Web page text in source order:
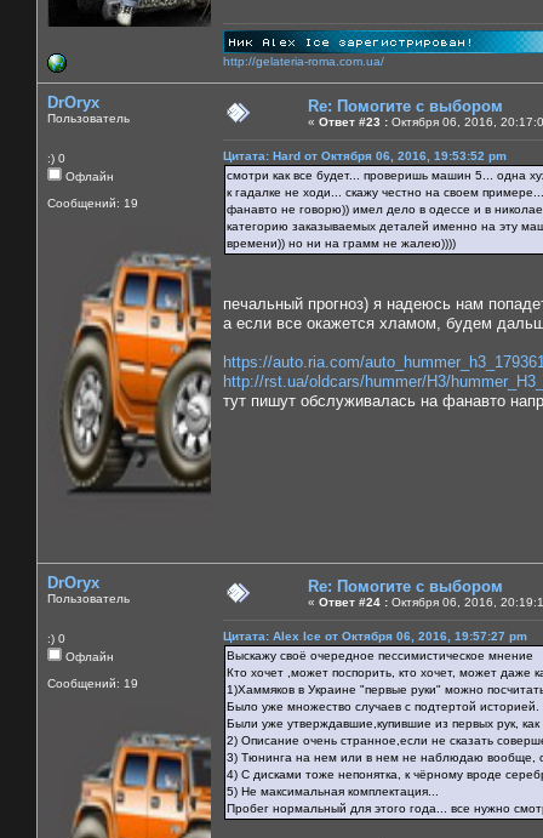
http://gelateria-roma.com.ua/
DrOryx
Пользователь
:) 0
Офлайн
Сообщений: 19
Re: Помогите с выбором
« Ответ #23 : Октября 06, 2016,
Цитата: Hard от Октября 06, 2016, 19:53:52 pm
смотри как все будет... проверишь машин 5... одна
к гадалке не ходи... скажу честно на своем
фанавто не говорю)) имел дело в одессе и в
категорию заказываемых деталей именно на эту
времени)) но ни на грамм не жалею))))
печальный прогноз) я надеюсь нам
а если все окажется хламом, будем
https://auto.ria.com/
http://rst.ua/oldcars/hummer/H3/
тут пишут обслуживалась на фанавто
DrOryx
Пользователь
:) 0
Офлайн
Сообщений: 19
Re: Помогите с выбором
« Ответ #24 : Октября 06, 2016,
Цитата: Alex Ice от Октября 06, 2016, 19:57:27 pm
Выскажу своё очередное пессимистическое мнение
Кто хочет ,может поспорить, кто хочет, может даже
1)Хаммяков в Украине "первые руки" можно
Было уже множество случаев с подтертой историей.
Были уже утверждавшие,купившие из первых рук,
2) Описание очень странное,если не сказать
3) Тюнинга на нем или в нем не наблюдаю вообще,
4) С дисками тоже непонятка, к чёрному вроде
5) Не максимальная комплектация...
Пробег нормальный для этого года... все нужно